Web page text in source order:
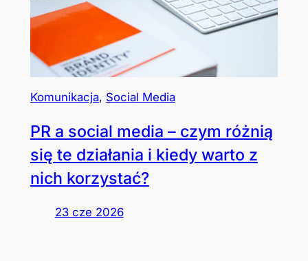
Komunikacja, Social Media
PR a social media – czym różnią
się te działania i kiedy warto z
nich korzystać?
23 cze 2026